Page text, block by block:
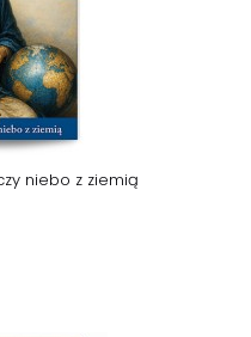
niebo z ziemią